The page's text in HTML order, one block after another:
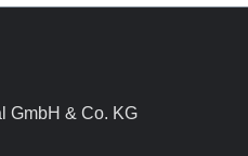
GmbH & Co. KG